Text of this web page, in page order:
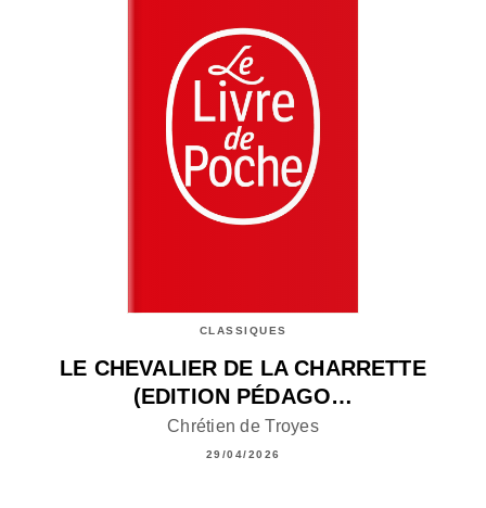
CLASSIQUES
LE CHEVALIER DE LA CHARRETTE
(EDITION PÉDAGO…
Chrétien de Troyes
29/04/2026